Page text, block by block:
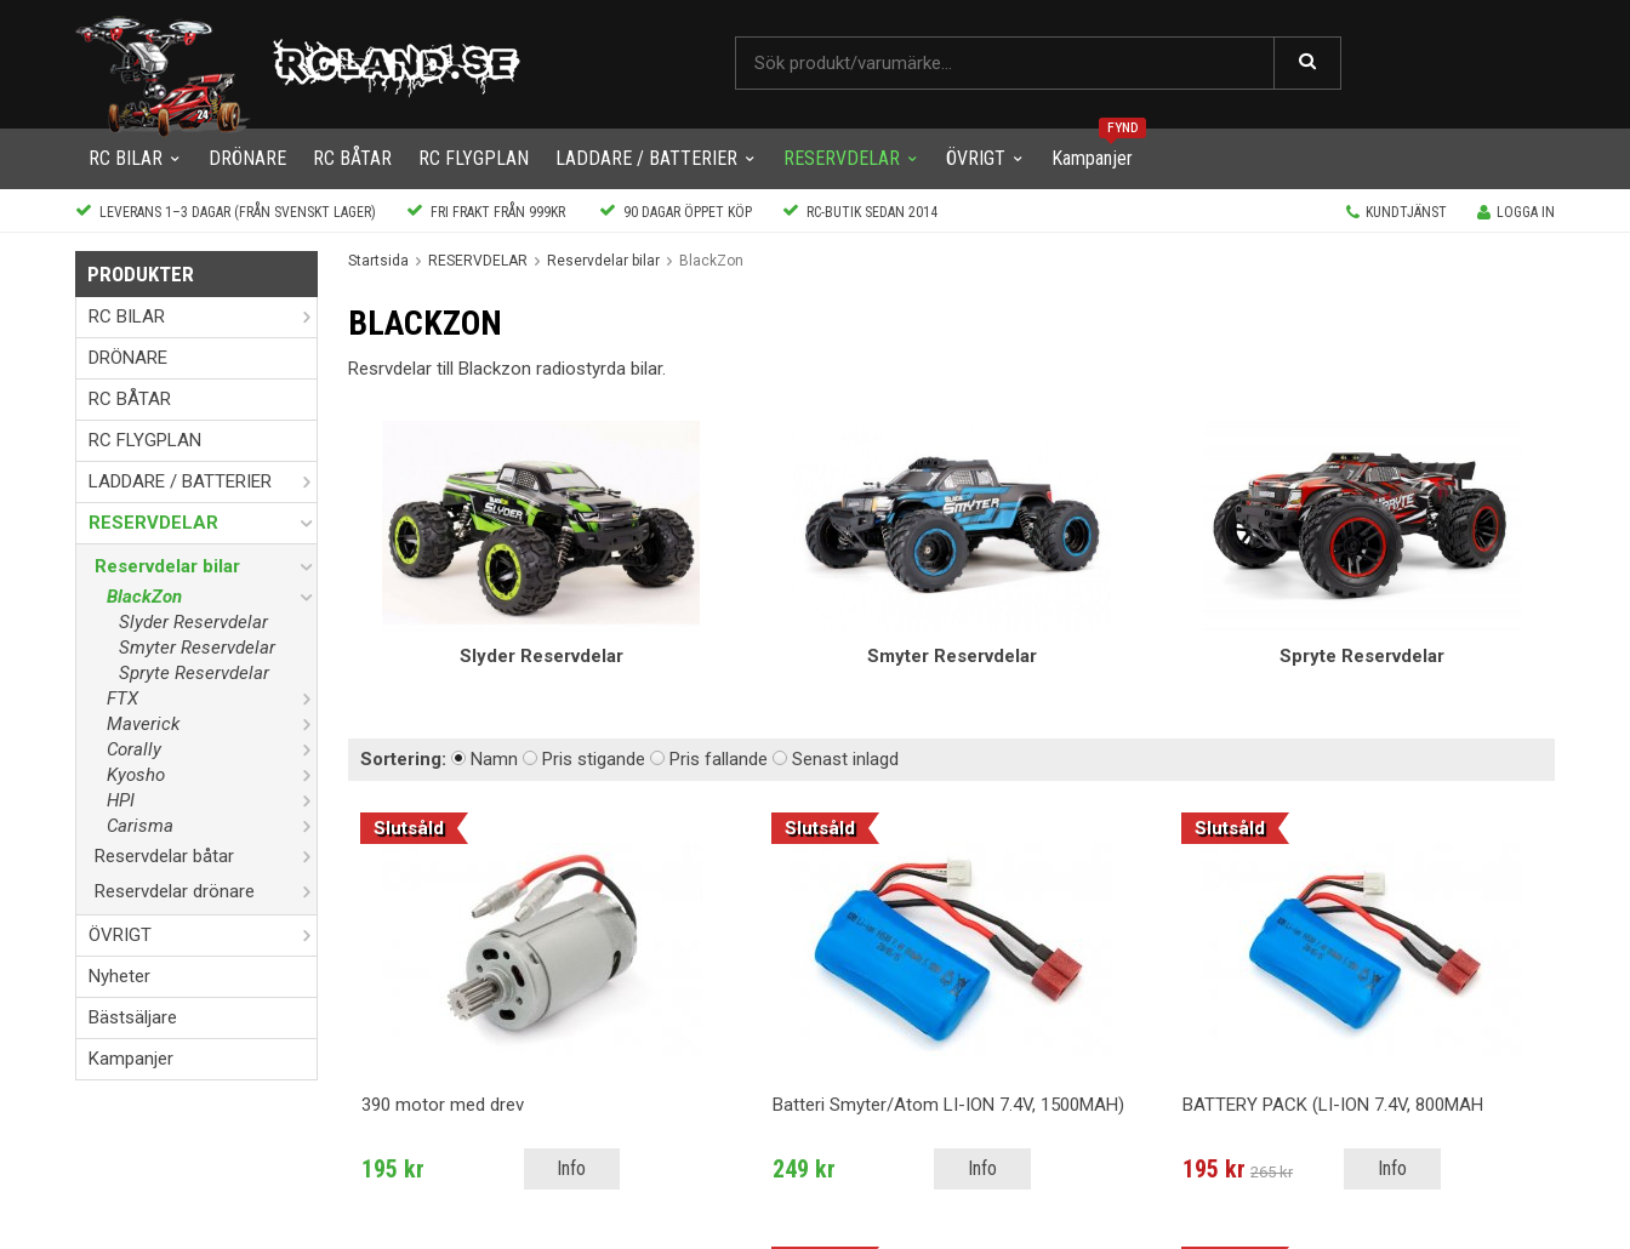
RC BILAR DRÖNARE RC BÅTAR RC FLYGPLAN LADDARE / BATTERIER RESERVDELAR ÖVRIGT
FYND
Kampanjer
LEVERANS 1–3 DAGAR (FRÅN SVENSKT LAGER) FRI FRAKT FRÅN 999KR 90 DAGAR ÖPPET KÖP RC-BUTIK SEDAN 2014 KUNDTJÄNST LOGGA IN
PRODUKTER
RC BILAR
DRÖNARE
RC BÅTAR
RC FLYGPLAN
LADDARE / BATTERIER
RESERVDELAR
Reservdelar bilar
BlackZon
Slyder Reservdelar
Smyter Reservdelar
Spryte Reservdelar
FTX
Maverick
Corally
Kyosho
HPI
Carisma
Reservdelar båtar
Reservdelar drönare
ÖVRIGT
Nyheter
Bästsäljare
Kampanjer
Startsida RESERVDELAR Reservdelar bilar BlackZon
BLACKZON
Resrvdelar till Blackzon radiostyrda bilar.
Slyder Reservdelar Smyter Reservdelar Spryte Reservdelar
Sortering: Namn Pris stigande Pris fallande Senast inlagd
Slutsåld
390 motor med drev
195 kr Info
Slutsåld
Batteri Smyter/Atom LI-ION 7.4V, 1500MAH)
249 kr Info
Slutsåld
BATTERY PACK (LI-ION 7.4V, 800MAH
195 kr 265 kr Info